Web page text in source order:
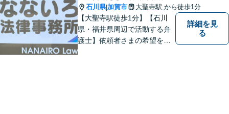
石川県|加賀市 大聖寺駅 から徒歩1分
【大聖寺駅徒歩1分】【石川
県・福井県周辺で活動する弁
護士】依頼者さまの希望を尊
詳細を見
る